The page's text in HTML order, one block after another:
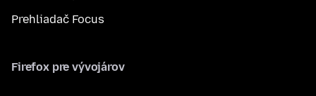
Prehliadač Focus
Firefox pre vývojárov